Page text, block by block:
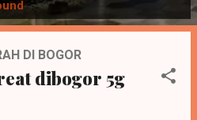
DI BOGOR
dibogor 5g